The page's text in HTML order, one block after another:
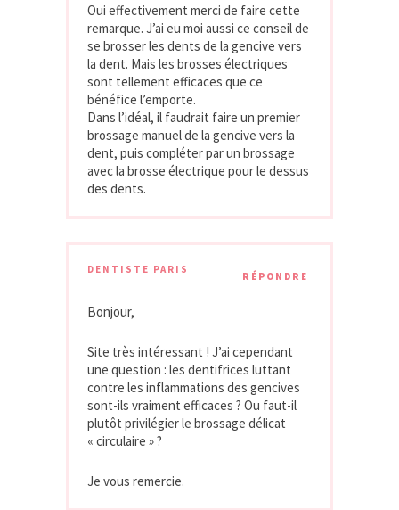
Oui effectivement merci de faire cette
remarque. J’ai eu moi aussi ce conseil de
se brosser les dents de la gencive vers
la dent. Mais les brosses électriques
sont tellement efficaces que ce
bénéfice l’emporte.
Dans l’idéal, il faudrait faire un premier
brossage manuel de la gencive vers la
dent, puis compléter par un brossage
avec la brosse électrique pour le dessus
des dents.
DENTISTE PARIS
RÉPONDRE
Bonjour,
Site très intéressant ! J’ai cependant
une question : les dentifrices luttant
contre les inflammations des gencives
sont-ils vraiment efficaces ? Ou faut-il
plutôt privilégier le brossage délicat
« circulaire » ?
Je vous remercie.